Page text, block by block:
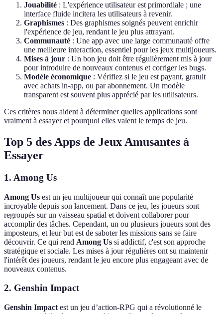
Jouabilité : L'expérience utilisateur est primordiale ; une
interface fluide incitera les utilisateurs à revenir.
Graphismes : Des graphismes soignés peuvent enrichir
l'expérience de jeu, rendant le jeu plus attrayant.
Communauté : Une app avec une large communauté offre
une meilleure interaction, essentiel pour les jeux multijoueurs.
Mises à jour : Un bon jeu doit être régulièrement mis à jour
pour introduire de nouveaux contenus et corriger les bugs.
Modèle économique : Vérifiez si le jeu est payant, gratuit
avec achats in-app, ou par abonnement. Un modèle
transparent est souvent plus apprécié par les utilisateurs.
Ces critères nous aident à déterminer quelles applications sont
vraiment à essayer et pourquoi elles valent le temps de jeu.
Top 5 des Apps de Jeux Amusantes à
Essayer
1. Among Us
Among Us est un jeu multijoueur qui connaît une popularité
incroyable depuis son lancement. Dans ce jeu, les joueurs sont
regroupés sur un vaisseau spatial et doivent collaborer pour
accomplir des tâches. Cependant, un ou plusieurs joueurs sont des
imposteurs, et leur but est de saboter les missions sans se faire
découvrir. Ce qui rend Among Us si addictif, c'est son approche
stratégique et sociale. Les mises à jour régulières ont su maintenir
l'intérêt des joueurs, rendant le jeu encore plus engageant avec de
nouveaux contenus.
2. Genshin Impact
Genshin Impact est un jeu d’action-RPG qui a révolutionné le